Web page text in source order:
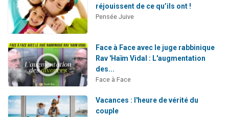
réjouissent de ce qu’ils ont !
Pensée Juive
Face à Face avec le juge rabbinique
Rav 'Haïm Vidal : L'augmentation
des...
Face à Face
Vacances : l'heure de vérité du
couple